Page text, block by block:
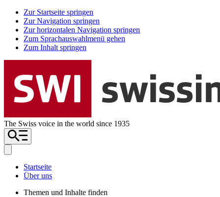
Zur Startseite springen
Zur Navigation springen
Zur horizontalen Navigation springen
Zum Sprachauswahlmenü gehen
Zum Inhalt springen
The Swiss voice in the world since 1935
Startseite
Über uns
Themen und Inhalte finden